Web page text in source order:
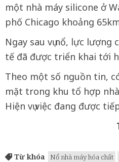
một nhà máy silicone ở
phố Chicago khoảng
Ngay sau vụ nổ, lực lượng
tế đã được triển khai tới
Theo một số nguồn tin,
mặt trong khu tổ hợp nhà
Hiện vụ việc đang được
Từ khóa Nổ nhà máy hóa chất